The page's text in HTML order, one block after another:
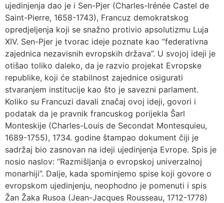
ujedinjenja dao je i Sen-Pjer (Charles-Irénée Castel de
Saint-Pierre, 1658-1743), Francuz demokratskog
opredjeljenja koji se snažno protivio apsolutizmu Luja
XIV. Sen-Pjer je tvorac ideje poznate kao “federativna
zajednica nezavisnih evropskih država”. U svojoj ideji je
otišao toliko daleko, da je razvio projekat Evropske
republike, koji će stabilnost zajednice osigurati
stvaranjem institucije kao što je savezni parlament.
Koliko su Francuzi davali značaj ovoj ideji, govori i
podatak da je pravnik francuskog porijekla Šarl
Monteskije (Charles-Louis de Secondat Montesquieu,
1689-1755), 1734. godine štampao dokument čiji je
sadržaj bio zasnovan na ideji ujedinjenja Evrope. Spis je
nosio naslov: “Razmišljanja o evropskoj univerzalnoj
monarhiji”. Dalje, kada spominjemo spise koji govore o
evropskom ujedinjenju, neophodno je pomenuti i spis
Žan Žaka Rusoa (Jean-Jacques Rousseau, 1712-1778)